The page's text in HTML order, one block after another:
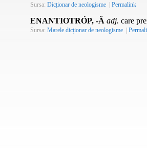
Sursa: Dicționar de neologisme | Permalink
ENANTIOTRÓP, -Ă adj. care
Sursa: Marele dicționar de neologisme |